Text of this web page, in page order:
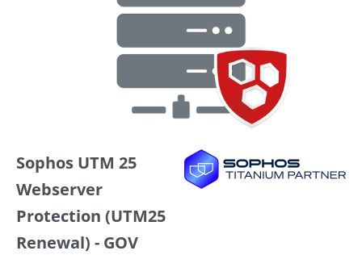
Sophos UTM 25
Webserver
Protection (UTM25
Renewal) - GOV